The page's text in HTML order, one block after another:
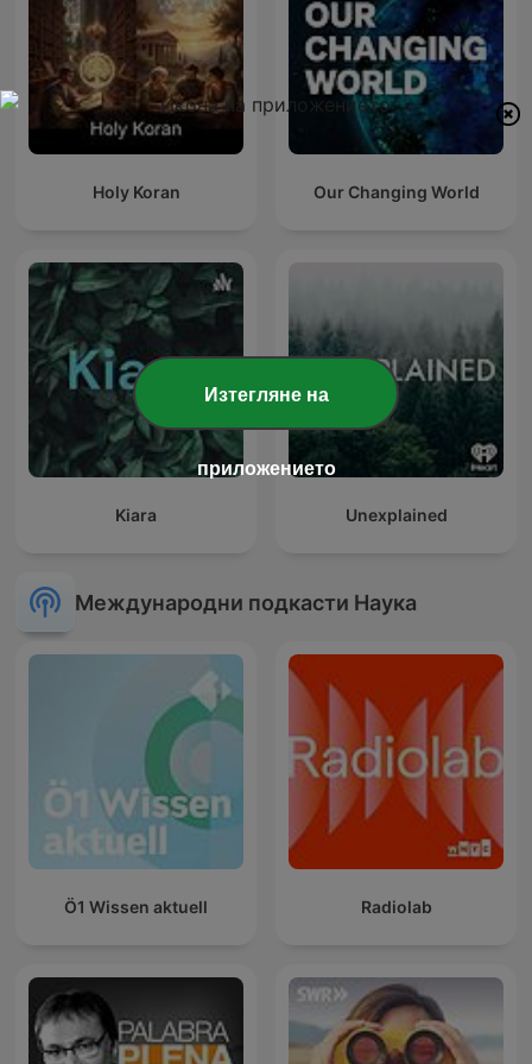
Holy Koran Our Changing World
Kiara Unexplained
Международни подкасти Наука
Ö1 Wissen aktuell Radiolab
Изтегляне на
приложението